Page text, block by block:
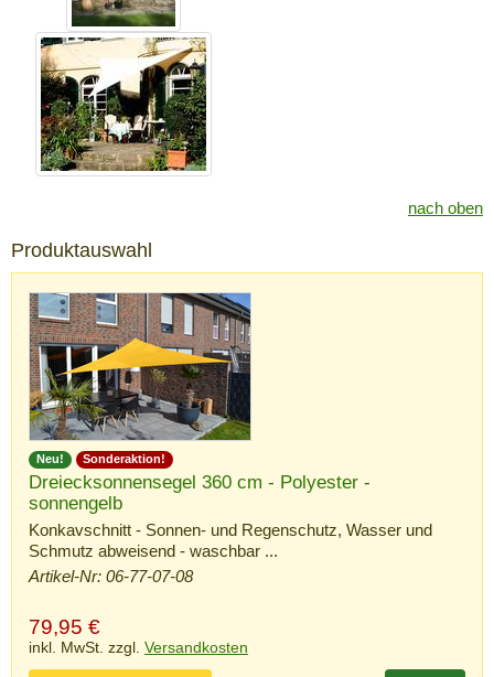
nach oben
Produktauswahl
Neu! Sonderaktion!
Dreiecksonnensegel 360 cm - Polyester -
sonnengelb
Konkavschnitt - Sonnen- und Regenschutz, Wasser und
Schmutz abweisend - waschbar ...
Artikel-Nr: 06-77-07-08
79,95 €
inkl. MwSt. zzgl. Versandkosten